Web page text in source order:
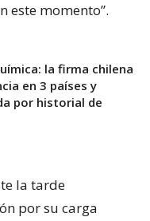
este momento”.
la firma chilena
en 3 países y
por historial de
la tarde
por su carga